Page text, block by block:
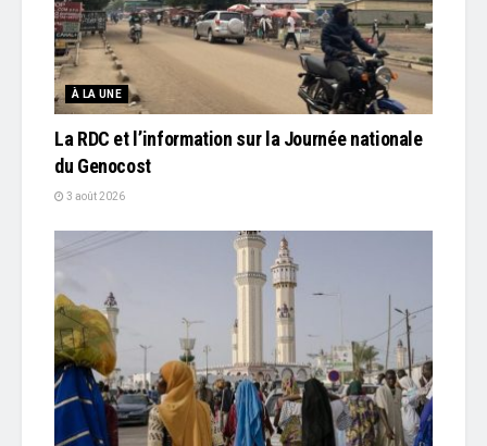
À LA UNE
La RDC et l’information sur la Journée nationale
du Genocost
3 août 2026